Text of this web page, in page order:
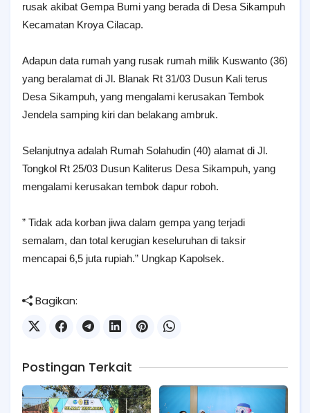
rusak akibat Gempa Bumi yang berada di Desa Sikampuh
Kecamatan Kroya Cilacap.
Adapun data rumah yang rusak rumah milik Kuswanto (36)
yang beralamat di Jl. Blanak Rt 31/03 Dusun Kali terus
Desa Sikampuh, yang mengalami kerusakan Tembok
Jendela samping kiri dan belakang ambruk.
Selanjutnya adalah Rumah Solahudin (40) alamat di Jl.
Tongkol Rt 25/03 Dusun Kaliterus Desa Sikampuh, yang
mengalami kerusakan tembok dapur roboh.
” Tidak ada korban jiwa dalam gempa yang terjadi
semalam, dan total kerugian keseluruhan di taksir
mencapai 6,5 juta rupiah.” Ungkap Kapolsek.
Bagikan:
Postingan Terkait